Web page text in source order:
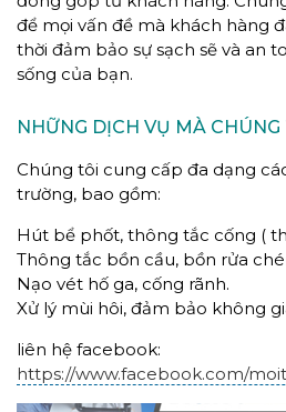
để mọi vấn đề mà khách hàng
thời đảm bảo sự sạch sẽ và an
sống của bạn.
NHỮNG DỊCH VỤ MÀ
Chúng tôi cung cấp đa dạng
trường, bao gồm:
Hút bể phốt, thông tắc cống (
Thông tắc bồn cầu, bồn rửa
Nạo vét hố ga, cống rãnh.
Xử lý mùi hôi, đảm bảo không
liên hệ facebook:
https://www.facebook.com/